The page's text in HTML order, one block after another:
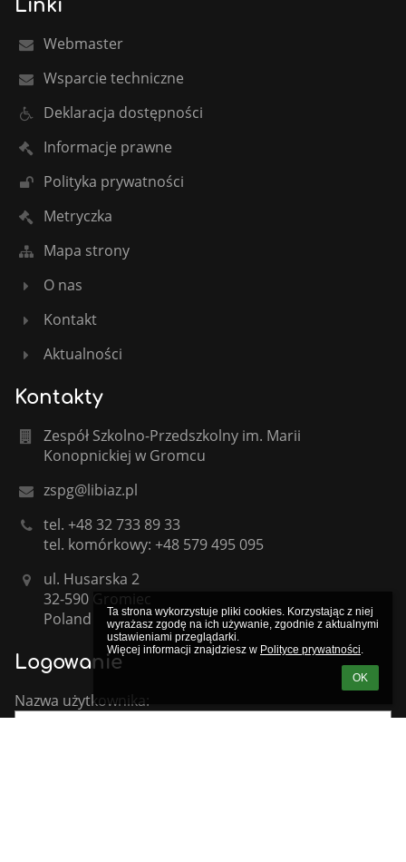
Ta strona wykorzystuje pliki cookies. Korzystając z niej
wyrażasz zgodę na ich używanie, zgodnie z aktualnymi
ustawieniami przeglądarki.
Więcej informacji znajdziesz w Polityce prywatności.
OK
Linki
Webmaster
Wsparcie techniczne
Deklaracja dostępności
Informacje prawne
Polityka prywatności
Metryczka
Mapa strony
O nas
Kontakt
Aktualności
Kontakty
Zespół Szkolno-Przedszkolny im. Marii
Konopnickiej w Gromcu
zspg@libiaz.pl
tel. +48 32 733 89 33
tel. komórkowy: +48 579 495 095
ul. Husarska 2
32-590 Gromiec
Poland
Logowanie
Nazwa użytkownika: